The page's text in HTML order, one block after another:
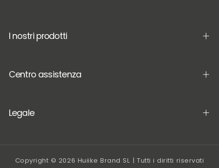
I nostri prodotti
Centro assistenza
Legale
Copyright © 2026 Huiike Brand SL | Tutti i diritti riservati